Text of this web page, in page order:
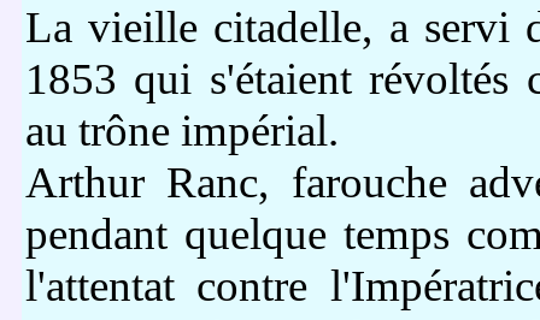
La vieille citadelle, a servi
1853 qui s'étaient révoltés
au trône impérial.
Arthur Ranc, farouche
pendant quelque temps
l'attentat contre